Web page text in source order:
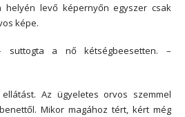
helyén levő képernyőn egyszer csak
képe.
suttogta a nő kétségbeesetten. –
Az ügyeletes orvos szemmel
Mikor magához tért, kért még